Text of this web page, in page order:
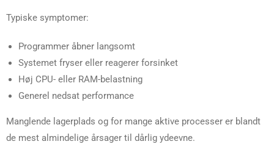
Typiske symptomer:
Programmer åbner langsomt
Systemet fryser eller reagerer forsinket
Høj CPU- eller RAM-belastning
Generel nedsat performance
Manglende lagerplads og for mange aktive processer er blandt
de mest almindelige årsager til dårlig ydeevne.